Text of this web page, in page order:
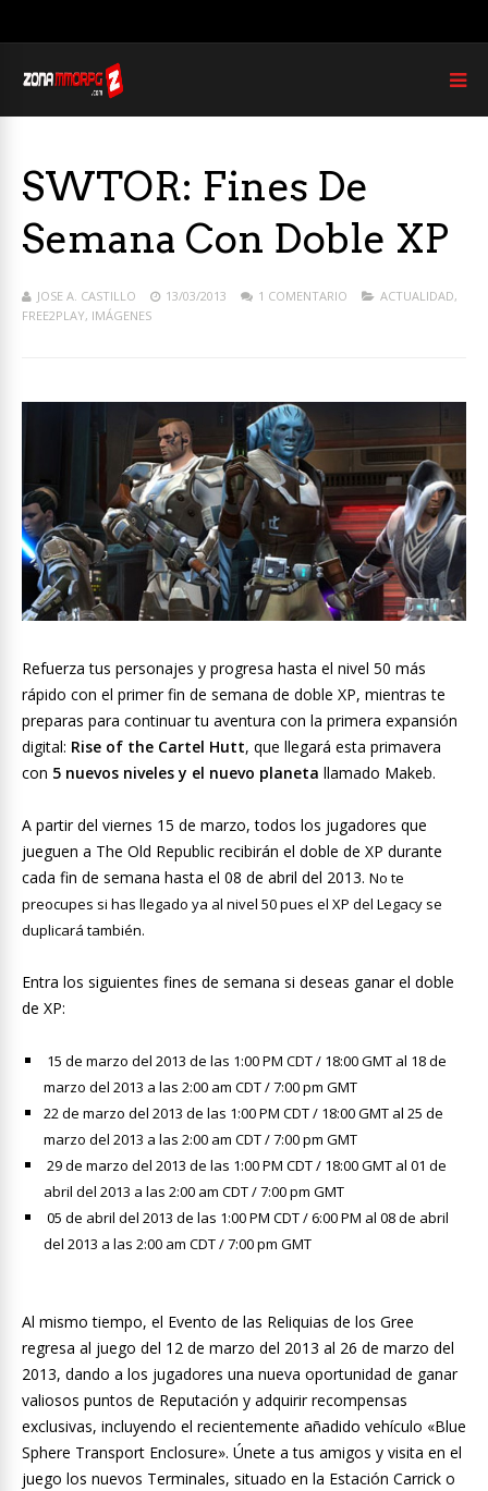
SWTOR: Fines De
Semana Con Doble XP
JOSE A. CASTILLO 13/03/2013 1 COMENTARIO ACTUALIDAD,
FREE2PLAY, IMÁGENES
Refuerza tus personajes y progresa hasta el nivel 50 más
rápido con el primer fin de semana de doble XP, mientras te
preparas para continuar tu aventura con la primera expansión
digital: Rise of the Cartel Hutt, que llegará esta primavera
con 5 nuevos niveles y el nuevo planeta llamado Makeb.
A partir del viernes 15 de marzo, todos los jugadores que
jueguen a The Old Republic recibirán el doble de XP durante
cada fin de semana hasta el 08 de abril del 2013. No te
preocupes si has llegado ya al nivel 50 pues el XP del Legacy se
duplicará también.
Entra los siguientes fines de semana si deseas ganar el doble
de XP:
15 de marzo del 2013 de las 1:00 PM CDT / 18:00 GMT al 18 de
marzo del 2013 a las 2:00 am CDT / 7:00 pm GMT
22 de marzo del 2013 de las 1:00 PM CDT / 18:00 GMT al 25 de
marzo del 2013 a las 2:00 am CDT / 7:00 pm GMT
29 de marzo del 2013 de las 1:00 PM CDT / 18:00 GMT al 01 de
abril del 2013 a las 2:00 am CDT / 7:00 pm GMT
05 de abril del 2013 de las 1:00 PM CDT / 6:00 PM al 08 de abril
del 2013 a las 2:00 am CDT / 7:00 pm GMT
Al mismo tiempo, el Evento de las Reliquias de los Gree
regresa al juego del 12 de marzo del 2013 al 26 de marzo del
2013, dando a los jugadores una nueva oportunidad de ganar
valiosos puntos de Reputación y adquirir recompensas
exclusivas, incluyendo el recientemente añadido vehículo «Blue
Sphere Transport Enclosure». Únete a tus amigos y visita en el
juego los nuevos Terminales, situado en la Estación Carrick o